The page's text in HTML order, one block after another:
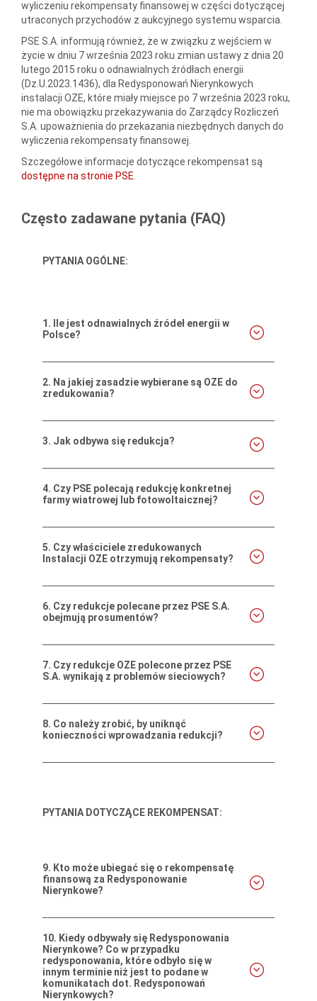
wyliczeniu rekompensaty finansowej w części dotyczącej
utraconych przychodów z aukcyjnego systemu wsparcia.
PSE S.A. informują również, że w związku z wejściem w
życie w dniu 7 września 2023 roku zmian ustawy z dnia 20
lutego 2015 roku o odnawialnych źródłach energii
(Dz.U.2023.1436), dla Redysponowań Nierynkowych
instalacji OZE, które miały miejsce po 7 września 2023 roku,
nie ma obowiązku przekazywania do Zarządcy Rozliczeń
S.A. upoważnienia do przekazania niezbędnych danych do
wyliczenia rekompensaty finansowej.
Szczegółowe informacje dotyczące rekompensat są
dostępne na stronie PSE
Często zadawane pytania (FAQ)
PYTANIA OGÓLNE:
1.
Ile jest odnawialnych źródeł energii w
Polsce?
2. Na jakiej zasadzie wybierane są OZE do
zredukowania?
3. Jak odbywa się redukcja?
4. Czy PSE polecają redukcję konkretnej
farmy wiatrowej lub fotowoltaicznej?
5. Czy właściciele zredukowanych
Instalacji OZE otrzymują rekompensaty?
6. Czy redukcje polecane przez PSE S.A.
obejmują prosumentów?
7. Czy redukcje OZE polecone przez PSE
S.A. wynikają z problemów sieciowych?
8. Co należy zrobić, by uniknąć
konieczności wprowadzania redukcji?
PYTANIA DOTYCZĄCE REKOMPENSAT:
9. Kto może ubiegać się o rekompensatę
finansową za Redysponowanie
Nierynkowe?
10. Kiedy odbywały się Redysponowania
Nierynkowe? Co w przypadku
redysponowania, które odbyło się w
innym terminie niż jest to podane w
komunikatach dot. Redysponowań
Nierynkowych?